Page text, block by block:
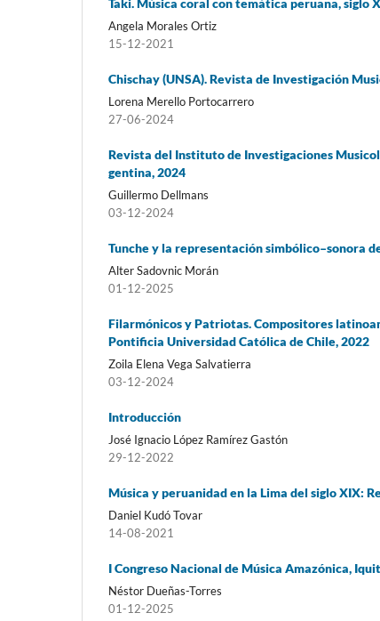
Taki. Música coral con temática peruana, siglo
Angela Morales Ortiz
15-12-2021
Chischay (UNSA). Revista de Investigación
Lorena Merello Portocarrero
27-06-2024
Revista del Instituto de Investigaciones
gentina, 2024
Guillermo Dellmans
03-12-2024
Tunche y la representación simbólico–sonora
Alter Sadovnic Morán
01-12-2025
Filarmónicos y Patriotas. Compositores
Pontificia Universidad Católica de Chile, 2022
Zoila Elena Vega Salvatierra
03-12-2024
Introducción
José Ignacio López Ramírez Gastón
29-12-2022
Música y peruanidad en la Lima del siglo XIX:
Daniel Kudó Tovar
14-08-2021
I Congreso Nacional de Música Amazónica,
Néstor Dueñas-Torres
01-12-2025